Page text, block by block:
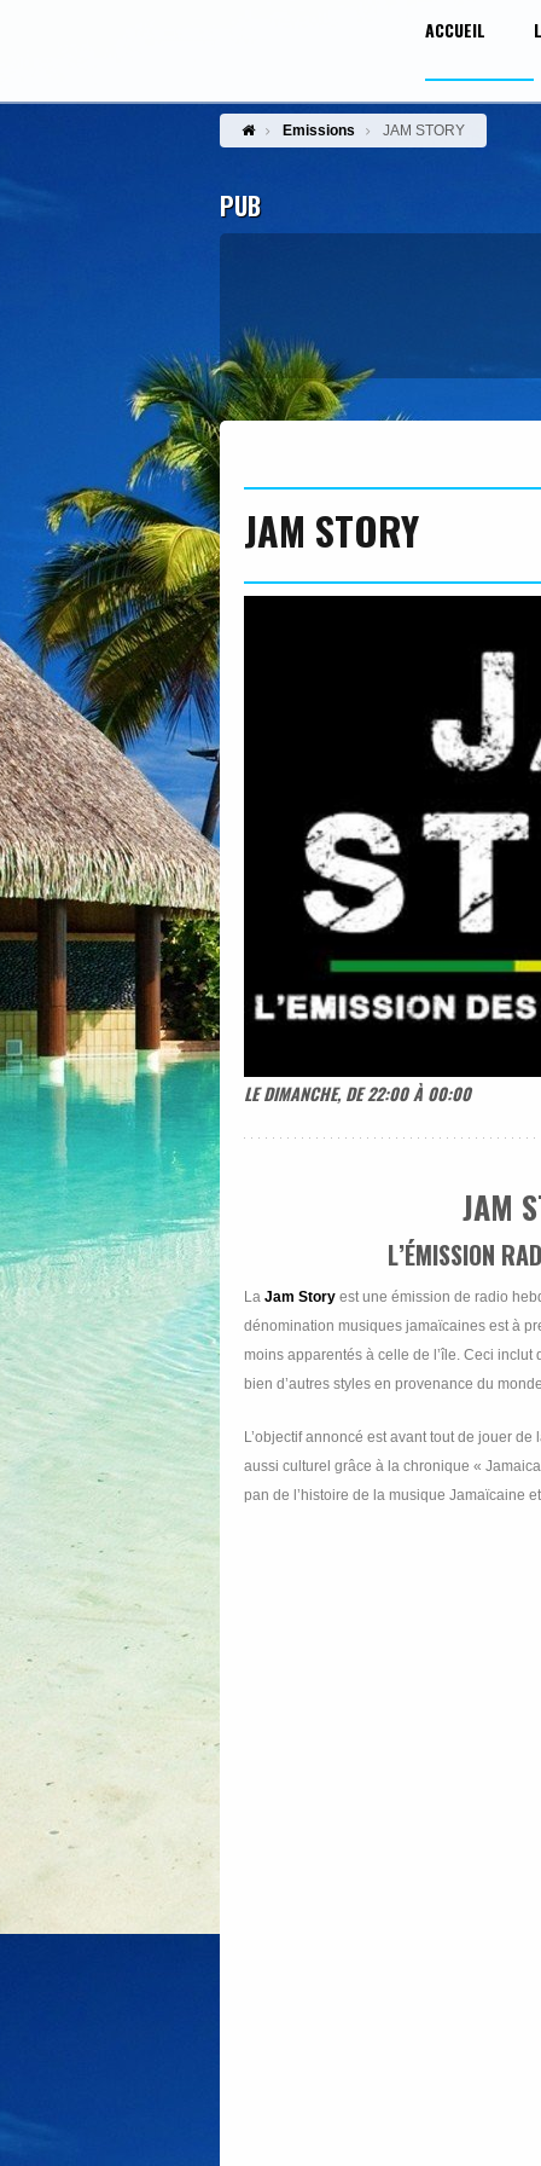
ACCUEIL
Emissions JAM STORY
PUB
JAM STORY
LE DIMANCHE, DE 22:00 À 00:00
JAM
L’ÉMISSION
La Jam Story est une émission de radio
dénomination musiques jamaïcaines est à
moins apparentés à celle de l’île. Ceci
bien d’autres styles en provenance du
L’objectif annoncé est avant tout de jouer
aussi culturel grâce à la chronique «
pan de l’histoire de la musique Jamaïcaine